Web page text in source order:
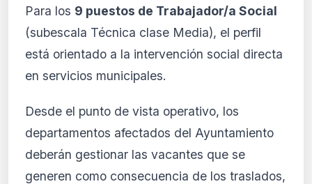
Para los 9 puestos de Trabajador/a Social
(subescala Técnica clase Media), el perfil
está orientado a la intervención social directa
en servicios municipales.
Desde el punto de vista operativo, los
departamentos afectados del Ayuntamiento
deberán gestionar las vacantes que se
generen como consecuencia de los traslados,